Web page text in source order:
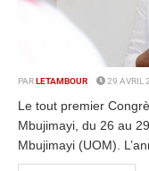
PAR LETAMBOUR 29 AVRIL
Le tout premier
Mbujimayi, du 26 au
Mbujimayi (UOM).